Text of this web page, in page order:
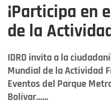
¡Participa en
de la
IDRD invita a la
Mundial de la Actividad
Eventos del Parque
Bolívar......